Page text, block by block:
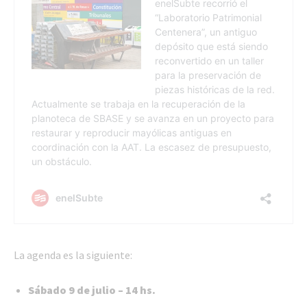
La agenda es la siguiente:
Sábado 9 de julio – 14 hs.